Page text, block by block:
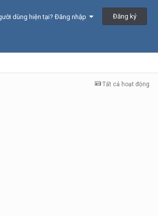
dùng hiện tại? Đăng nhập Đăng ký
Tất cả hoạt động